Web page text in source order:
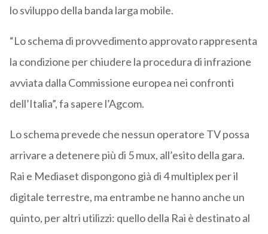
lo sviluppo della banda larga mobile.
“Lo schema di provvedimento approvato rappresenta
la condizione per chiudere la procedura di infrazione
avviata dalla Commissione europea nei confronti
dell’Italia”, fa sapere l’Agcom.
Lo schema prevede che nessun operatore TV possa
arrivare a detenere più di 5 mux, all’esito della gara.
Rai e Mediaset dispongono già di 4 multiplex per il
digitale terrestre, ma entrambe ne hanno anche un
quinto, per altri utilizzi: quello della Rai è destinato al